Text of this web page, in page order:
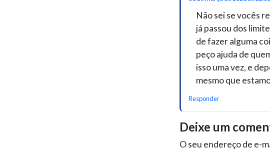
Não sei se vocês
já passou dos
de fazer alguma
peço ajuda de
isso uma vez, e
mesmo que
Responder
Deixe um
O seu endereço de e-